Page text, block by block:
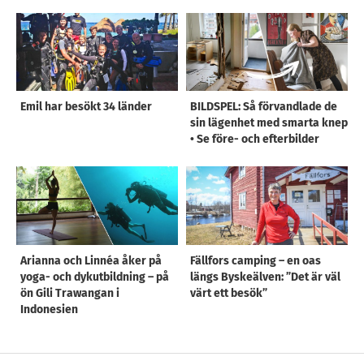
Emil har besökt 34 länder
BILDSPEL: Så förvandlade de
sin lägenhet med smarta knep
• Se före- och efterbilder
Arianna och Linnéa åker på
yoga- och dykutbildning – på
ön Gili Trawangan i
Indonesien
Fällfors camping – en oas
längs Byskeälven: ”Det är väl
värt ett besök”